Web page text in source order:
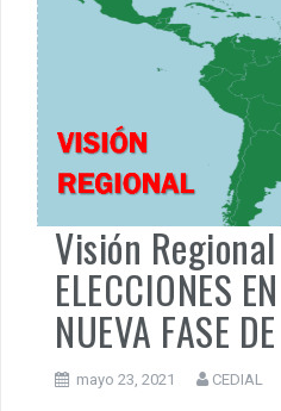
Visión
ELECCIONES
NUEVA FASE
mayo 23, 2021 CEDIAL